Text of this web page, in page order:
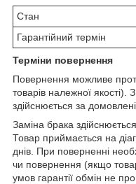
Стан
Гарантійний термін
Терміни повернення
Повернення можливе
товарів належної якості).
здійснюється за
Заміна брака
Товар приймається на
днів. При поверненні
чи повернення (якщо
умов гарантії обмін не